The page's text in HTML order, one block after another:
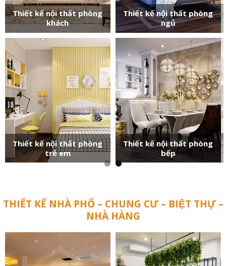
Thiết kế nội thất phòng
khách
Thiết kế nội thất phòng
ngủ
Thiết kế nội thất phòng
trẻ em
Thiết kế nội thất phòng
bếp
THIẾT KẾ NHÀ PHỐ – CHUNG CƯ – BIỆT THỰ –
NHÀ HÀNG